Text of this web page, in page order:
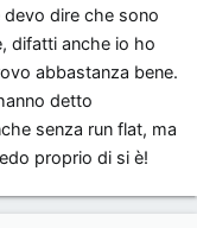
devo dire che sono
difatti anche io ho
abbastanza bene.
detto
senza run flat, ma
proprio di si è!